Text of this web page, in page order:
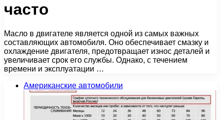
часто
Масло в двигателе является одной из самых важных
составляющих автомобиля. Оно обеспечивает смазку и
охлаждение двигателя, предотвращает износ деталей и
увеличивает срок его службы. Однако, с течением
времени и эксплуатации …
Американские автомобили